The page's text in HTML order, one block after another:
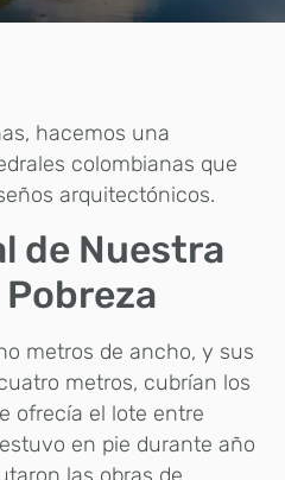
hacemos una
colombianas que
arquitectónicos.
de Nuestra
metros de ancho, y sus
metros, cubrían los
ofrecía el lote entre
en pie durante año